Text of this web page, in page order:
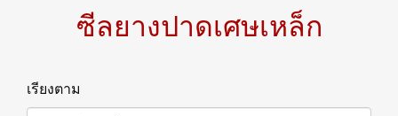
ซีลยางปาดเศษเหล็ก
เรียงตาม